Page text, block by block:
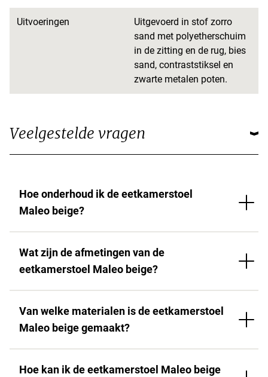
Uitvoeringen
Uitgevoerd in stof zorro
sand met polyetherschuim
in de zitting en de rug, bies
sand, contraststiksel en
zwarte metalen poten.
Veelgestelde vragen
Hoe onderhoud ik de eetkamerstoel
Maleo beige?
Wat zijn de afmetingen van de
eetkamerstoel Maleo beige?
Van welke materialen is de eetkamerstoel
Maleo beige gemaakt?
Hoe kan ik de eetkamerstoel Maleo beige